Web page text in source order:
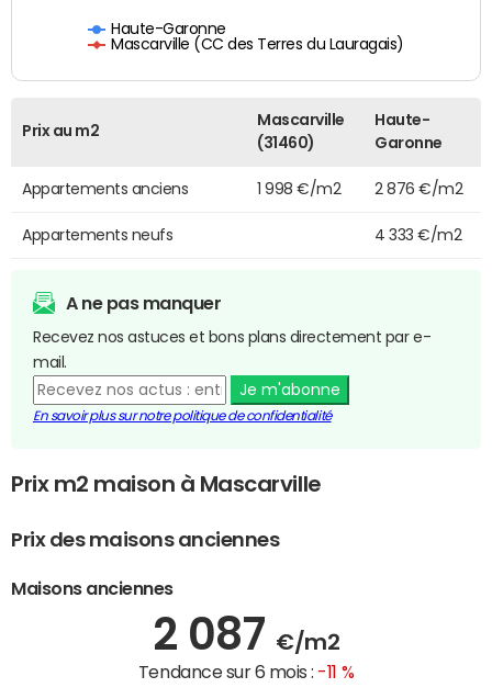
Haute-Garonne
Mascarville (CC des Terres du Lauragais)
Prix au m2
Mascarville
(31460)
Haute-
Garonne
Appartements anciens 1 998 €/m2 2 876 €/m2
Appartements neufs 4 333 €/m2
A ne pas manquer
Recevez nos astuces et bons plans directement par e-
mail.
Je m'abonne
En savoir plus sur notre politique de confidentialité
Prix m2 maison à Mascarville
Prix des maisons anciennes
Maisons anciennes
2 087 €/m2
Tendance sur 6 mois : -11 %